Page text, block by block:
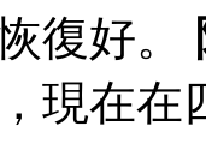
復好。
現在在